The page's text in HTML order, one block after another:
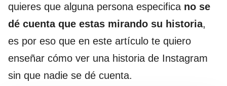
quieres que alguna persona especifica no se
dé cuenta que estas mirando su historia,
es por eso que en este artículo te quiero
enseñar cómo ver una historia de Instagram
sin que nadie se dé cuenta.